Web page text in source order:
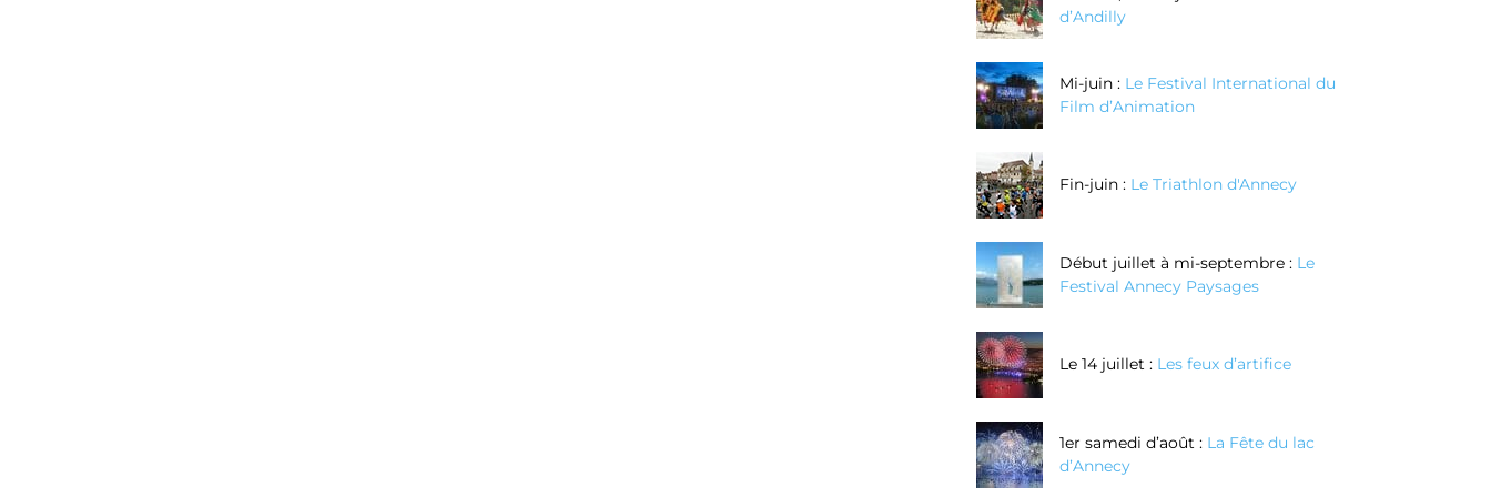
d’Andilly
Mi-juin : Le Festival International du
Film d’Animation
Fin-juin : Le Triathlon d'Annecy
Début juillet à mi-septembre : Le
Festival Annecy Paysages
Le 14 juillet : Les feux d’artifice
1er samedi d’août : La Fête du lac
d’Annecy